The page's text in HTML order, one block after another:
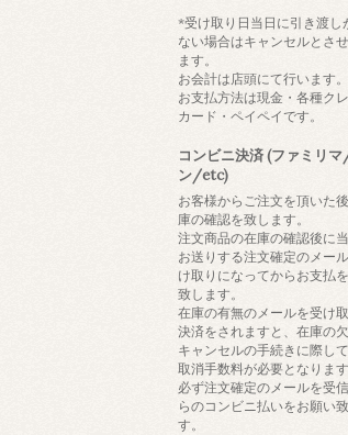
*受け取り日当日に引き渡し
ない場合はキャンセルとさ
ます。
お会計は店頭にて行います。
お支払方法は現金・各種ク
カード・ペイペイです。
コンビニ決済 (ファミリ
ン/etc)
お客様からご注文を頂いた
庫の確認を致します。
注文商品の在庫の確認後に
お送りする注文確定のメー
け取りになってからお支払
致します。
在庫の有無のメールを受け
決済をされますと、在庫の
キャンセルの手続きに際し
取消手数料が必要となります
必ず注文確定のメールを受
らのコンビニ払いをお願い
す。